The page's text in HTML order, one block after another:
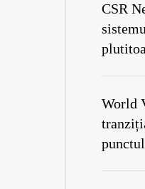
CSR
World